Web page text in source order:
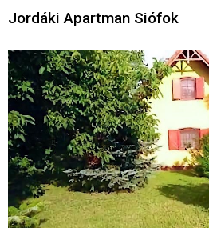
Jordáki Apartman Siófok